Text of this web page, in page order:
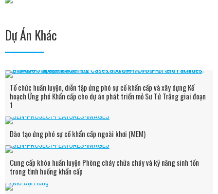
Dự Án Khác
Tổ chức huấn luyện, diễn tập ứng phó sự cố khẩn cấp và xây dựng Kế
hoạch Ứng phó Khẩn cấp cho dự án phát triển mỏ Sư Tử Trắng giai đoạn
1
Đào tạo ứng phó sự cố khẩn cấp ngoài khơi (MEM)
Cung cấp khóa huấn luyện Phòng cháy chữa cháy và kỹ năng sinh tồn
trong tình huống khẩn cấp